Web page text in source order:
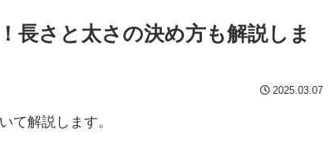
長さと太さの決め方も解説しま
2025.03.07
て解説します。